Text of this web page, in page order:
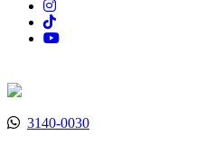
3140-0030